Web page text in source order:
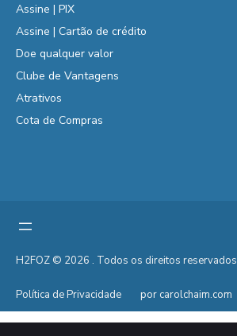
Assine | PIX
Assine | Cartão de crédito
Doe qualquer valor
Clube de Vantagens
Atrativos
Cota de Compras
H2FOZ © 2026 . Todos os direitos reservados
Política de Privacidade por carolchaim.com